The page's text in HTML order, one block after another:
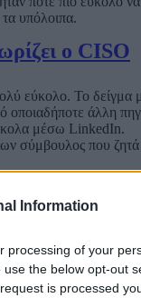
Information
processing of your
the below opt-out
is processed
ο CISO
υπόλοιπα.
εύκολο. Το
οποιαδήποτε άλλη
μέσω LinkedIn.
σύμβουλος που
χρόνο στη
ικανά να
τις εντάσεις και
μπορεί να